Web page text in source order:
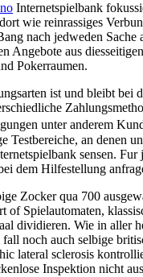
Internetspielbank
wie reinrassiges
nach jedweden Sache
Angebote aus
Pokerraumen.
ist und bleibt bei
unter anderem
Testbereiche, an denen
sensen. Fur
dem Hilfestellung
Zocker qua 700
of Spielautomaten,
dividieren. Wie in aller
noch auch selbige
lateral sclerosis
Inspektion nicht